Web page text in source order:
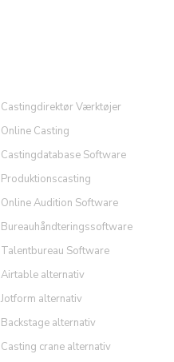
Castingdirektør Værktøjer
Online Casting
Castingdatabase Software
Produktionscasting
Online Audition Software
Bureauhåndteringssoftware
Talentbureau Software
Airtable alternativ
Jotform alternativ
Backstage alternativ
Casting crane alternativ